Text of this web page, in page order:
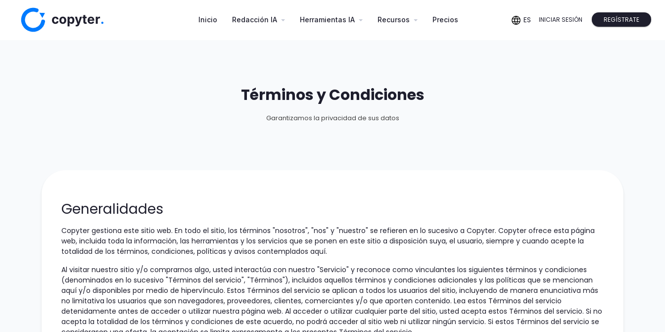
Inicio (current)
Redacción IA Herramientas IA Recursos Precios ES INICIAR SESIÓN REGÍSTRATE
Términos y Condiciones
Garantizamos la privacidad de sus datos
Generalidades
Copyter gestiona este sitio web. En todo el sitio, los términos "nosotros", "nos" y "nuestro" se refieren en lo sucesivo a Copyter. Copyter ofrece esta página
web, incluida toda la información, las herramientas y los servicios que se ponen en este sitio a disposición suya, el usuario, siempre y cuando acepte la
totalidad de los términos, condiciones, políticas y avisos contemplados aquí.
Al visitar nuestro sitio y/o comprarnos algo, usted interactúa con nuestro "Servicio" y reconoce como vinculantes los siguientes términos y condiciones
(denominados en lo sucesivo "Términos del servicio", "Términos"), incluidos aquellos términos y condiciones adicionales y las políticas que se mencionan
aquí y/o disponibles por medio de hipervínculo. Estos Términos del servicio se aplican a todos los usuarios del sitio, incluyendo de manera enunciativa más
no limitativa los usuarios que son navegadores, proveedores, clientes, comerciantes y/o que aporten contenido. Lea estos Términos del servicio
detenidamente antes de acceder o utilizar nuestra página web. Al acceder o utilizar cualquier parte del sitio, usted acepta estos Términos del servicio. Si no
acepta la totalidad de los términos y condiciones de este acuerdo, no podrá acceder al sitio web ni utilizar ningún servicio. Si estos Términos del servicio se